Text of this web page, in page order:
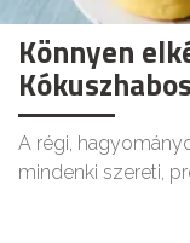
Könnyen
A régi,
mindenki szereti,